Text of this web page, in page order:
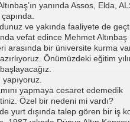
yanında Assos, Elda,
ve yakında faaliyete de
vefat edince Mehmet Altınbaş
arasında bir üniversite kurma
Önümüzdeki eğitim
yapmaya cesaret edemedik
Özel bir nedeni mi vardı?
yurt dışında talep gören bir iş